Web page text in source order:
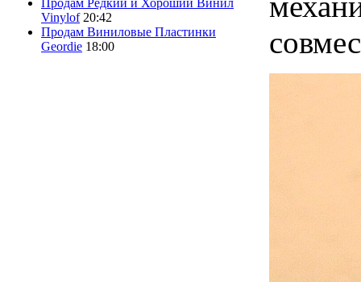
Продам Редкий и Хороший Винил
Vinylof 20:42
Продам Виниловые Пластинки
Geordie 18:00